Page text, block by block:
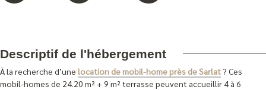
Descriptif de l'hébergement
À la recherche d’une location de mobil-home près de Sarlat ? Ces
mobil-homes de 24.20 m² + 9 m² terrasse peuvent accueillir 4 à 6